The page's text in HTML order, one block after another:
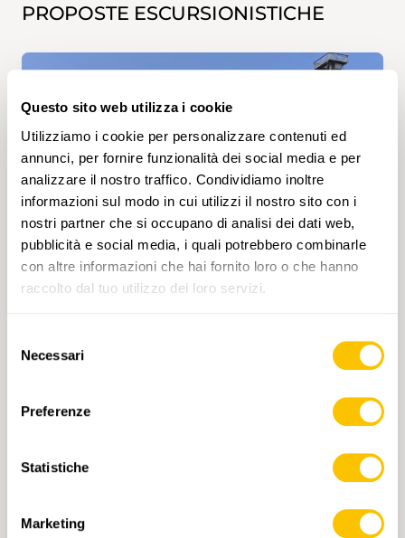
Questo sito web utilizza i cookie
Utilizziamo i cookie per personalizzare contenuti ed
annunci, per fornire funzionalità dei social media e per
analizzare il nostro traffico. Condividiamo inoltre
informazioni sul modo in cui utilizzi il nostro sito con i
nostri partner che si occupano di analisi dei dati web,
pubblicità e social media, i quali potrebbero combinarle
con altre informazioni che hai fornito loro o che hanno
raccolto dal tuo utilizzo dei loro servizi.
delNecessari
Preferenze
Statistiche
Marketing
PROPOSTE ESCURSIONISTICHE
«Chriesibluescht» nahe des Gempen
Landschaft schon saftig grün ist? Beides hat
Anfang bis Mitte April bereit sein, um bei
losmarschieren zu können. Etwas